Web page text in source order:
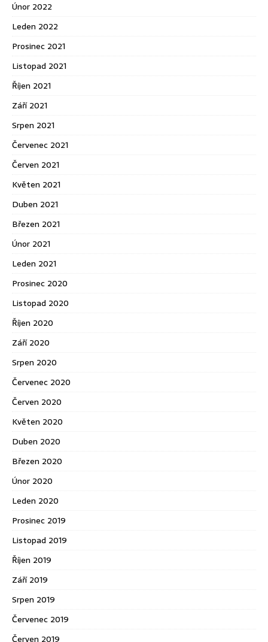
Únor 2022
Leden 2022
Prosinec 2021
Listopad 2021
Říjen 2021
Září 2021
Srpen 2021
Červenec 2021
Červen 2021
Květen 2021
Duben 2021
Březen 2021
Únor 2021
Leden 2021
Prosinec 2020
Listopad 2020
Říjen 2020
Září 2020
Srpen 2020
Červenec 2020
Červen 2020
Květen 2020
Duben 2020
Březen 2020
Únor 2020
Leden 2020
Prosinec 2019
Listopad 2019
Říjen 2019
Září 2019
Srpen 2019
Červenec 2019
Červen 2019